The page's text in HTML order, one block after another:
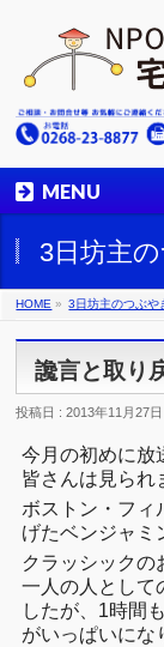
MENU
3日坊主
HOME » 3日坊主のつぶや
讒言と取り
投稿日 : 2013年11月27日
今月の初めに放
皆さんは見られ
ボストン・フィ
げたベンジャミ
クラッシックの
一人の人として
したが、1時間
がいっぱいにな